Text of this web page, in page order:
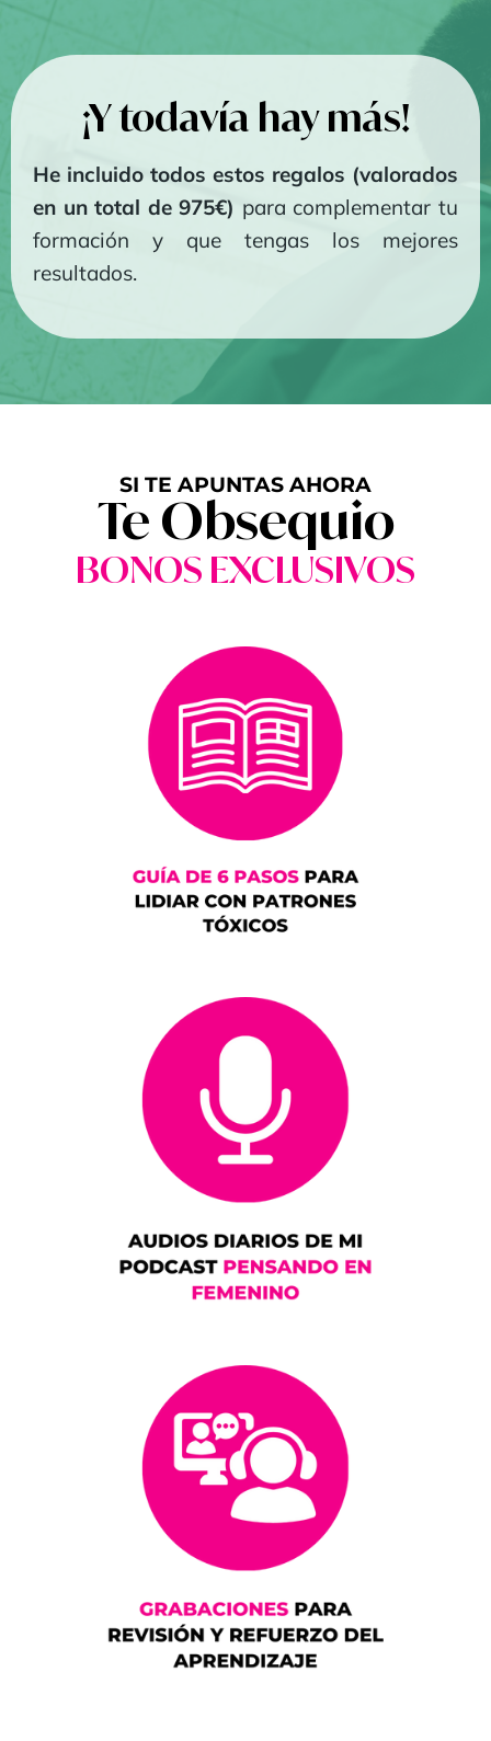
¡Y todavía hay más!
He incluido todos estos regalos (valorados
en un total de 975€) para complementar tu
formación y que tengas los mejores
resultados.
SI TE APUNTAS AHORA
Te Obsequio
BONOS EXCLUSIVOS